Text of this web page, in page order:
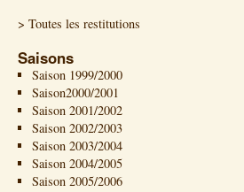
> Toutes les restitutions
Saisons
Saison 1999/2000
Saison2000/2001
Saison 2001/2002
Saison 2002/2003
Saison 2003/2004
Saison 2004/2005
Saison 2005/2006